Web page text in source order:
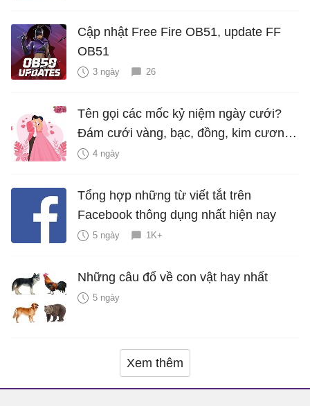
Cập nhật Free Fire OB51, update FF
OB51
3 ngày 26
Tên gọi các mốc kỷ niệm ngày cưới?
Đám cưới vàng, bạc, đồng, kim cương
là bao nhiêu năm?
4 ngày
Tổng hợp những từ viết tắt trên
Facebook thông dụng nhất hiện nay
5 ngày 1K+
Những câu đố về con vật hay nhất
5 ngày
Xem thêm